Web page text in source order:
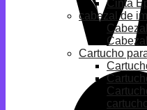
Cinta
cabezal de
Cartucho